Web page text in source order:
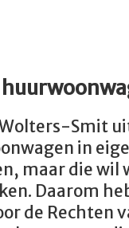
Smit
in
maar die wil
Daarom
de Rechten